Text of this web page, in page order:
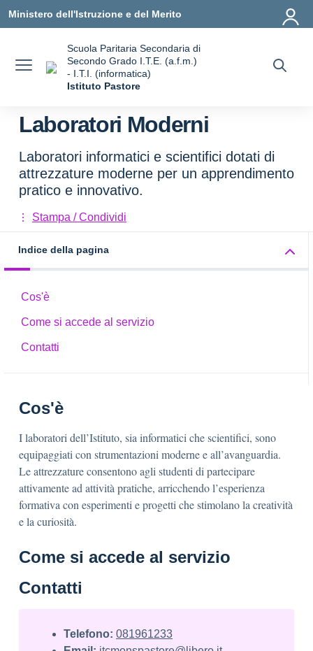
Ministero dell'Istruzione e del Merito
Scuola Paritaria Secondaria di
Secondo Grado I.T.E. (a.f.m.)
- I.T.I. (informatica)
Istituto Pastore
Laboratori Moderni
Laboratori informatici e scientifici dotati di
attrezzature moderne per un apprendimento
pratico e innovativo.
Stampa / Condividi
Indice della pagina
Cos'è
Come si accede al servizio
Contatti
Cos'è
I laboratori dell’Istituto, sia informatici che scientifici, sono
equipaggiati con strumentazioni moderne e all’avanguardia.
Le attrezzature consentono agli studenti di partecipare
attivamente ad attività pratiche, arricchendo l’esperienza
formativa con esperimenti e progetti che stimolano la creatività
e la curiosità.
Come si accede al servizio
Contatti
Telefono: 081961233